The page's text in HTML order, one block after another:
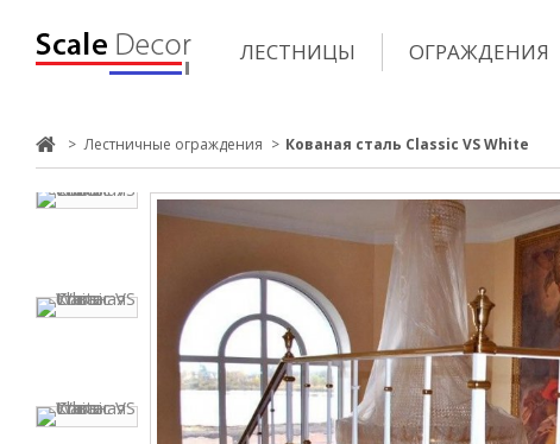
ЛЕСТНИЦЫ ОГРАЖДЕНИЯ
> Лестничные ограждения > Кованая сталь Classic VS White